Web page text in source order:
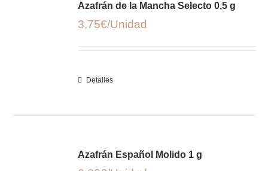
Azafrán de la Mancha Selecto 0,5 g
3,75€
Detalles
Azafrán Español Molido 1 g